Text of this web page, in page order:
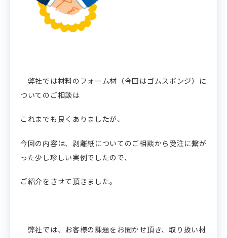
弊社では材料のフォーム材（今回はゴムスポンジ）に
ついてのご相談は
これまでも良くありましたが、
今回の内容は、剥離紙についてのご相談から受注に繋が
った少し珍しい実例でしたので、
ご紹介をさせて頂きました。
弊社では、お客様の課題をお聞かせ頂き、取り扱い材